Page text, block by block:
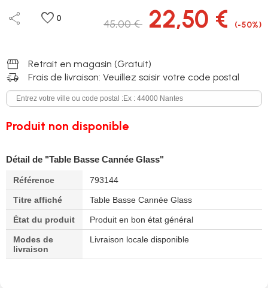
share favorite 0 45,00 € 22,50 € (-50%)
storefront Retrait en magasin (Gratuit)
delivery_truck_speed Frais de livraison: Veuillez saisir votre code postal
Produit non disponible
Détail de "Table Basse Cannée Glass"
Référence 793144
Titre affiché Table Basse Cannée Glass
État du produit Produit en bon état général
Modes de
livraison
Livraison locale disponible